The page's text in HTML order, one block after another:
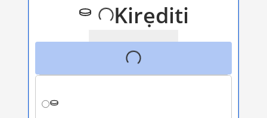
Kirẹditi